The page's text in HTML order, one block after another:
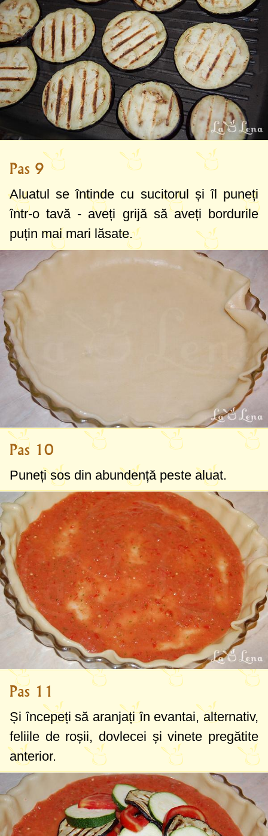
Pas 9
Aluatul se întinde cu sucitorul și îl puneți
într-o tavă - aveți grijă să aveți bordurile
puțin mai mari lăsate.
Pas 10
Puneți sos din abundență peste aluat.
Pas 11
Și începeți să aranjați în evantai, alternativ,
feliile de roșii, dovlecei și vinete pregătite
anterior.